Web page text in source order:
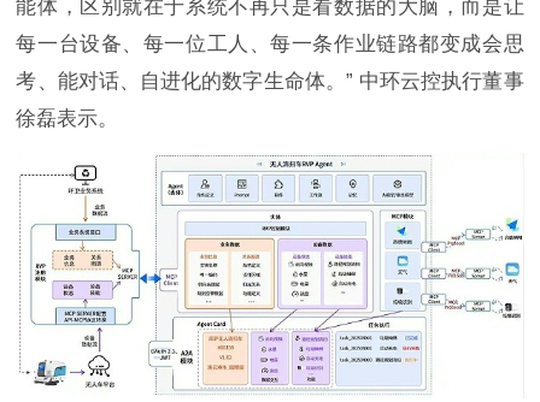
能体，区别就在于系统不再只是看数据的大脑，而是让
每一台设备、每一位工人、每一条作业链路都变成会思
考、能对话、自进化的数字生命体。” 中环云控执行董事
徐磊表示。